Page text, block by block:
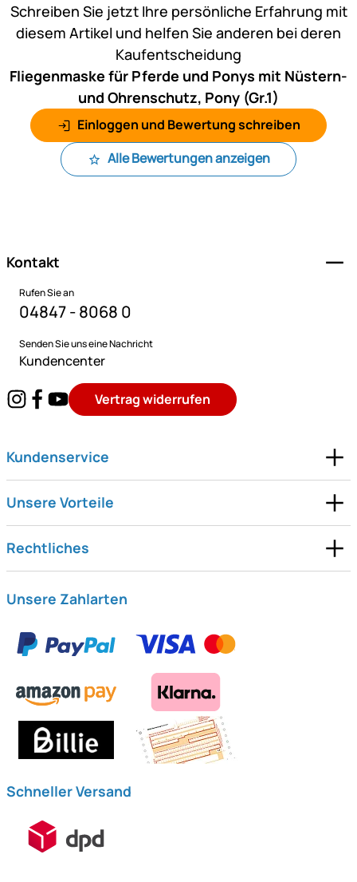
Schreiben Sie jetzt Ihre persönliche Erfahrung mit
diesem Artikel und helfen Sie anderen bei deren
Kaufentscheidung
Fliegenmaske für Pferde und Ponys mit Nüstern-
und Ohrenschutz, Pony (Gr.1)
Einloggen und Bewertung schreiben
Alle Bewertungen anzeigen
Kontakt
Rufen Sie an
04847 - 8068 0
Senden Sie uns eine Nachricht
Kundencenter
Vertrag widerrufen
Kundenservice
Unsere Vorteile
Rechtliches
Unsere Zahlarten
Schneller Versand